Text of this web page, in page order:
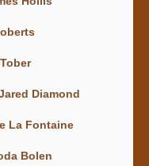
Diamond
La Fontaine
Bolen